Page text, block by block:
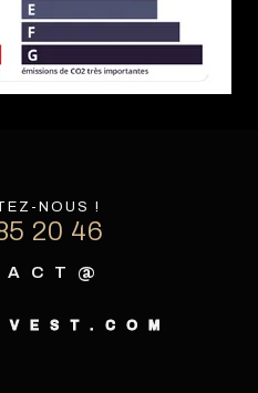
NOUS !
20 46